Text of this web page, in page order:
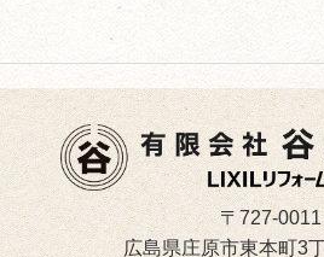
〒727-0011
広島県庄原市東本町3